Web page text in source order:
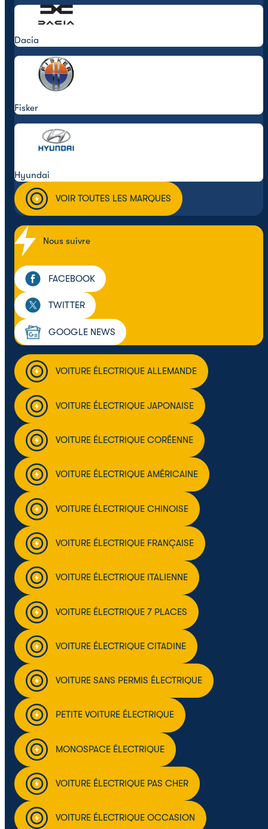
Dacia
Fisker
Hyundai
VOIR TOUTES LES MARQUES
Nous suivre
FACEBOOK
TWITTER
GOOGLE NEWS
VOITURE ÉLECTRIQUE ALLEMANDE
VOITURE ÉLECTRIQUE JAPONAISE
VOITURE ÉLECTRIQUE CORÉENNE
VOITURE ÉLECTRIQUE AMÉRICAINE
VOITURE ÉLECTRIQUE CHINOISE
VOITURE ÉLECTRIQUE FRANÇAISE
VOITURE ÉLECTRIQUE ITALIENNE
VOITURE ÉLECTRIQUE 7 PLACES
VOITURE ÉLECTRIQUE CITADINE
VOITURE SANS PERMIS ÉLECTRIQUE
PETITE VOITURE ÉLECTRIQUE
MONOSPACE ÉLECTRIQUE
VOITURE ÉLECTRIQUE PAS CHER
VOITURE ÉLECTRIQUE OCCASION